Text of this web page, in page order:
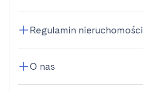
Regulamin nieruchomości
O nas